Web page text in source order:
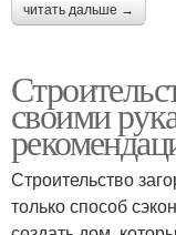
читать дальше →
своими
Строительство
только способ